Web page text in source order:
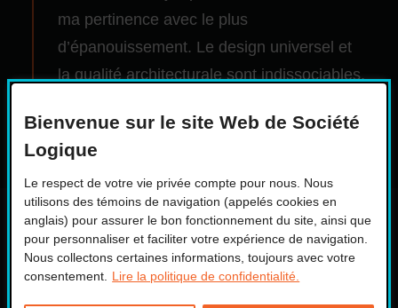
Bienvenue sur le site Web de Société
Logique
Le respect de votre vie privée compte pour nous. Nous
utilisons des témoins de navigation (appelés cookies en
anglais) pour assurer le bon fonctionnement du site, ainsi que
pour personnaliser et faciliter votre expérience de navigation.
Nous collectons certaines informations, toujours avec votre
consentement.
Lire la politique de confidentialité.
ma pertinence avec le plus
d’épanouissement. Le design universel et
la qualité architecturale sont indissociables,